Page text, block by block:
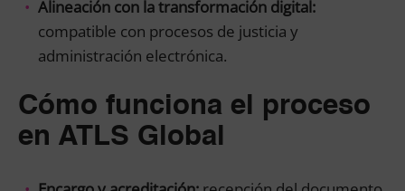
Alineación con la transformación digital:
compatible con procesos de justicia y
administración electrónica.
Cómo funciona el proceso
en ATLS Global